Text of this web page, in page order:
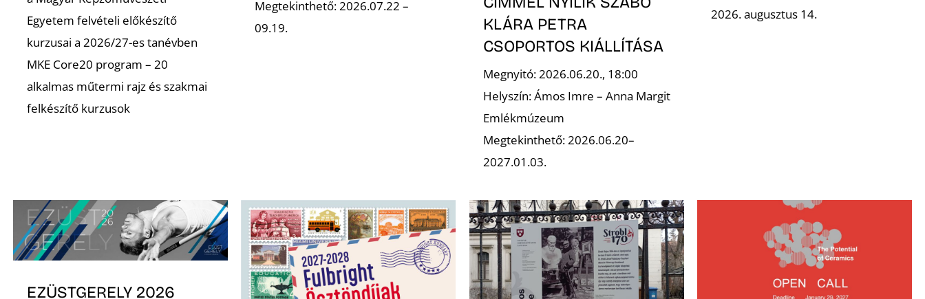
Egyetem felvételi előkészítő
kurzusai a 2026/27-es tanévben
MKE Core20 program – 20
alkalmas műtermi rajz és szakmai
felkészítő kurzusok
Megtekinthető: 2026.07.22 –
09.19.
KLÁRA PETRA
CSOPORTOS KIÁLLÍTÁSA
Megnyitó: 2026.06.20., 18:00
Helyszín: Ámos Imre – Anna Margit
Emlékmúzeum
Megtekinthető: 2026.06.20–
2027.01.03.
2026. augusztus 14.
EZÜSTGERELY 2026